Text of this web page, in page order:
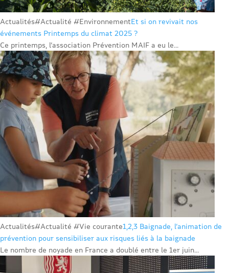
Actualités#Actualité #EnvironnementEt si on revivait nos
événements Printemps du climat 2025 ?
Ce printemps, l’association Prévention MAIF a eu le...
Actualités#Actualité #Vie courante1,2,3 Baignade, l’animation de
prévention pour sensibiliser aux risques liés à la baignade
Le nombre de noyade en France a doublé entre le 1er juin...